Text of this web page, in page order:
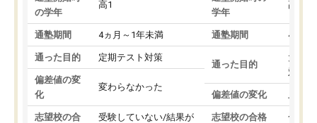
の学年
高1
通塾期間 4ヵ月～1年未満
通った目的 定期テスト対策
偏差値の変
化
変わらなかった
志望校の合
受験していない/結果が
学年
高3
通塾期間 4ヵ月
通った目的
大学
対策
偏差値の変化
志望校の合格 合格